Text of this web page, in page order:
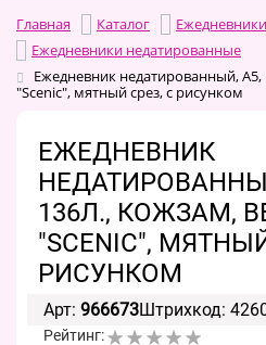
Главная Каталог
Ежедневники
Ежедневники недатированные
Ежедневник недатированный, А5,
"Scenic", мятный срез, с рисунком
ЕЖЕДНЕВНИК
136Л., КОЖЗАМ,
"SCENIC",
РИСУНКОМ
Арт: 966673Штрихкод:
Рейтинг: